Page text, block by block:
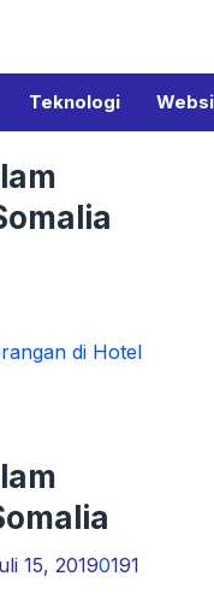
Teknologi
di Hotel
15, 20190191